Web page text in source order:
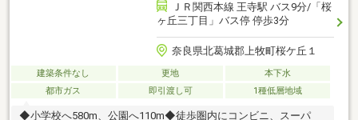
ＪＲ関西本線 王寺駅 バス9分/「桜
ヶ丘三丁目」バス停 停歩3分
奈良県北葛城郡上牧町桜ケ丘１
建築条件なし 更地
本下水
都市ガス
即引渡し可 1種低層地域
◆小学校へ580m、公園へ110m◆徒歩圏内にコンビニ、スーパ